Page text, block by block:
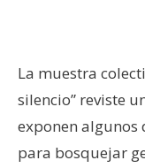
La muestra
silencio” reviste
exponen
para bosquejar